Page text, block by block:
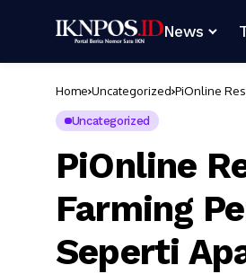
News
Home Uncategorized PiOnline
Uncategorized
PiOnline
Farming
Seperti